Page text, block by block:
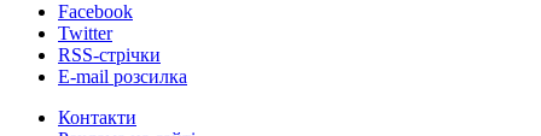
Facebook
Twitter
RSS-стрічки
E-mail розсилка
Контакти